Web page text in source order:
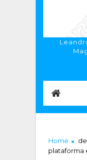
Home
plataforma